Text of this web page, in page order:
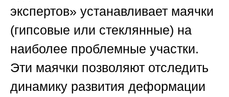
экспертов» устанавливает маячки
(гипсовые или стеклянные) на
наиболее проблемные участки.
Эти маячки позволяют отследить
динамику развития деформации